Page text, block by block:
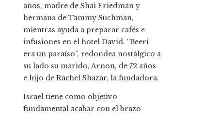
años, madre de Shai Friedman y
hermana de Tammy Suchman,
mientras ayuda a preparar cafés e
infusiones en el hotel David. “Beeri
era un paraíso”, redondea nostálgico a
su lado su marido, Arnon, de 72 años
e hijo de Rachel Shazar, la fundadora.
Israel tiene como objetivo
fundamental acabar con el brazo